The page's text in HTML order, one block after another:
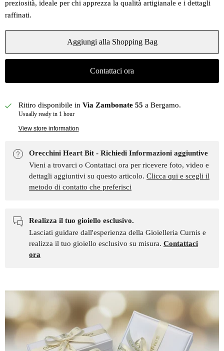
preziosità, ideale per chi apprezza la qualità artigianale e i dettagli
raffinati.
Aggiungi alla Shopping Bag
Contattaci ora
Ritiro disponibile in Via Zambonate 55 a Bergamo.
Usually ready in 1 hour
View store information
Orecchini Heart Bit - Richiedi Informazioni aggiuntive
Vieni a trovarci o Contattaci ora per ricevere foto, video e
dettagli aggiuntivi su questo articolo. Clicca qui e scegli il
metodo di contatto che preferisci
Realizza il tuo gioiello esclusivo.
Lasciati guidare dall'esperienza della Gioielleria Curnis e
realizza il tuo gioiello esclusivo su misura. Contattaci
ora